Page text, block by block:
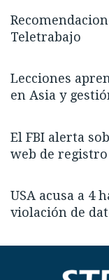
Teletrabajo
Lecciones
en Asia y
El FBI alerta
web de
USA acusa a 4
violación de